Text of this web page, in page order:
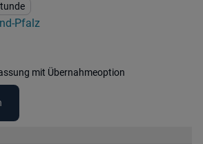
Pfalz
mit Übernahmeoption